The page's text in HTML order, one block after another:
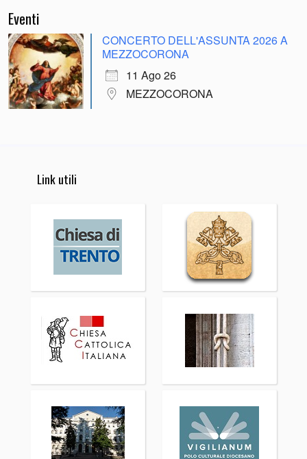
Eventi
CONCERTO DELL'ASSUNTA 2026 A
MEZZOCORONA
11 Ago 26
MEZZOCORONA
Link utili